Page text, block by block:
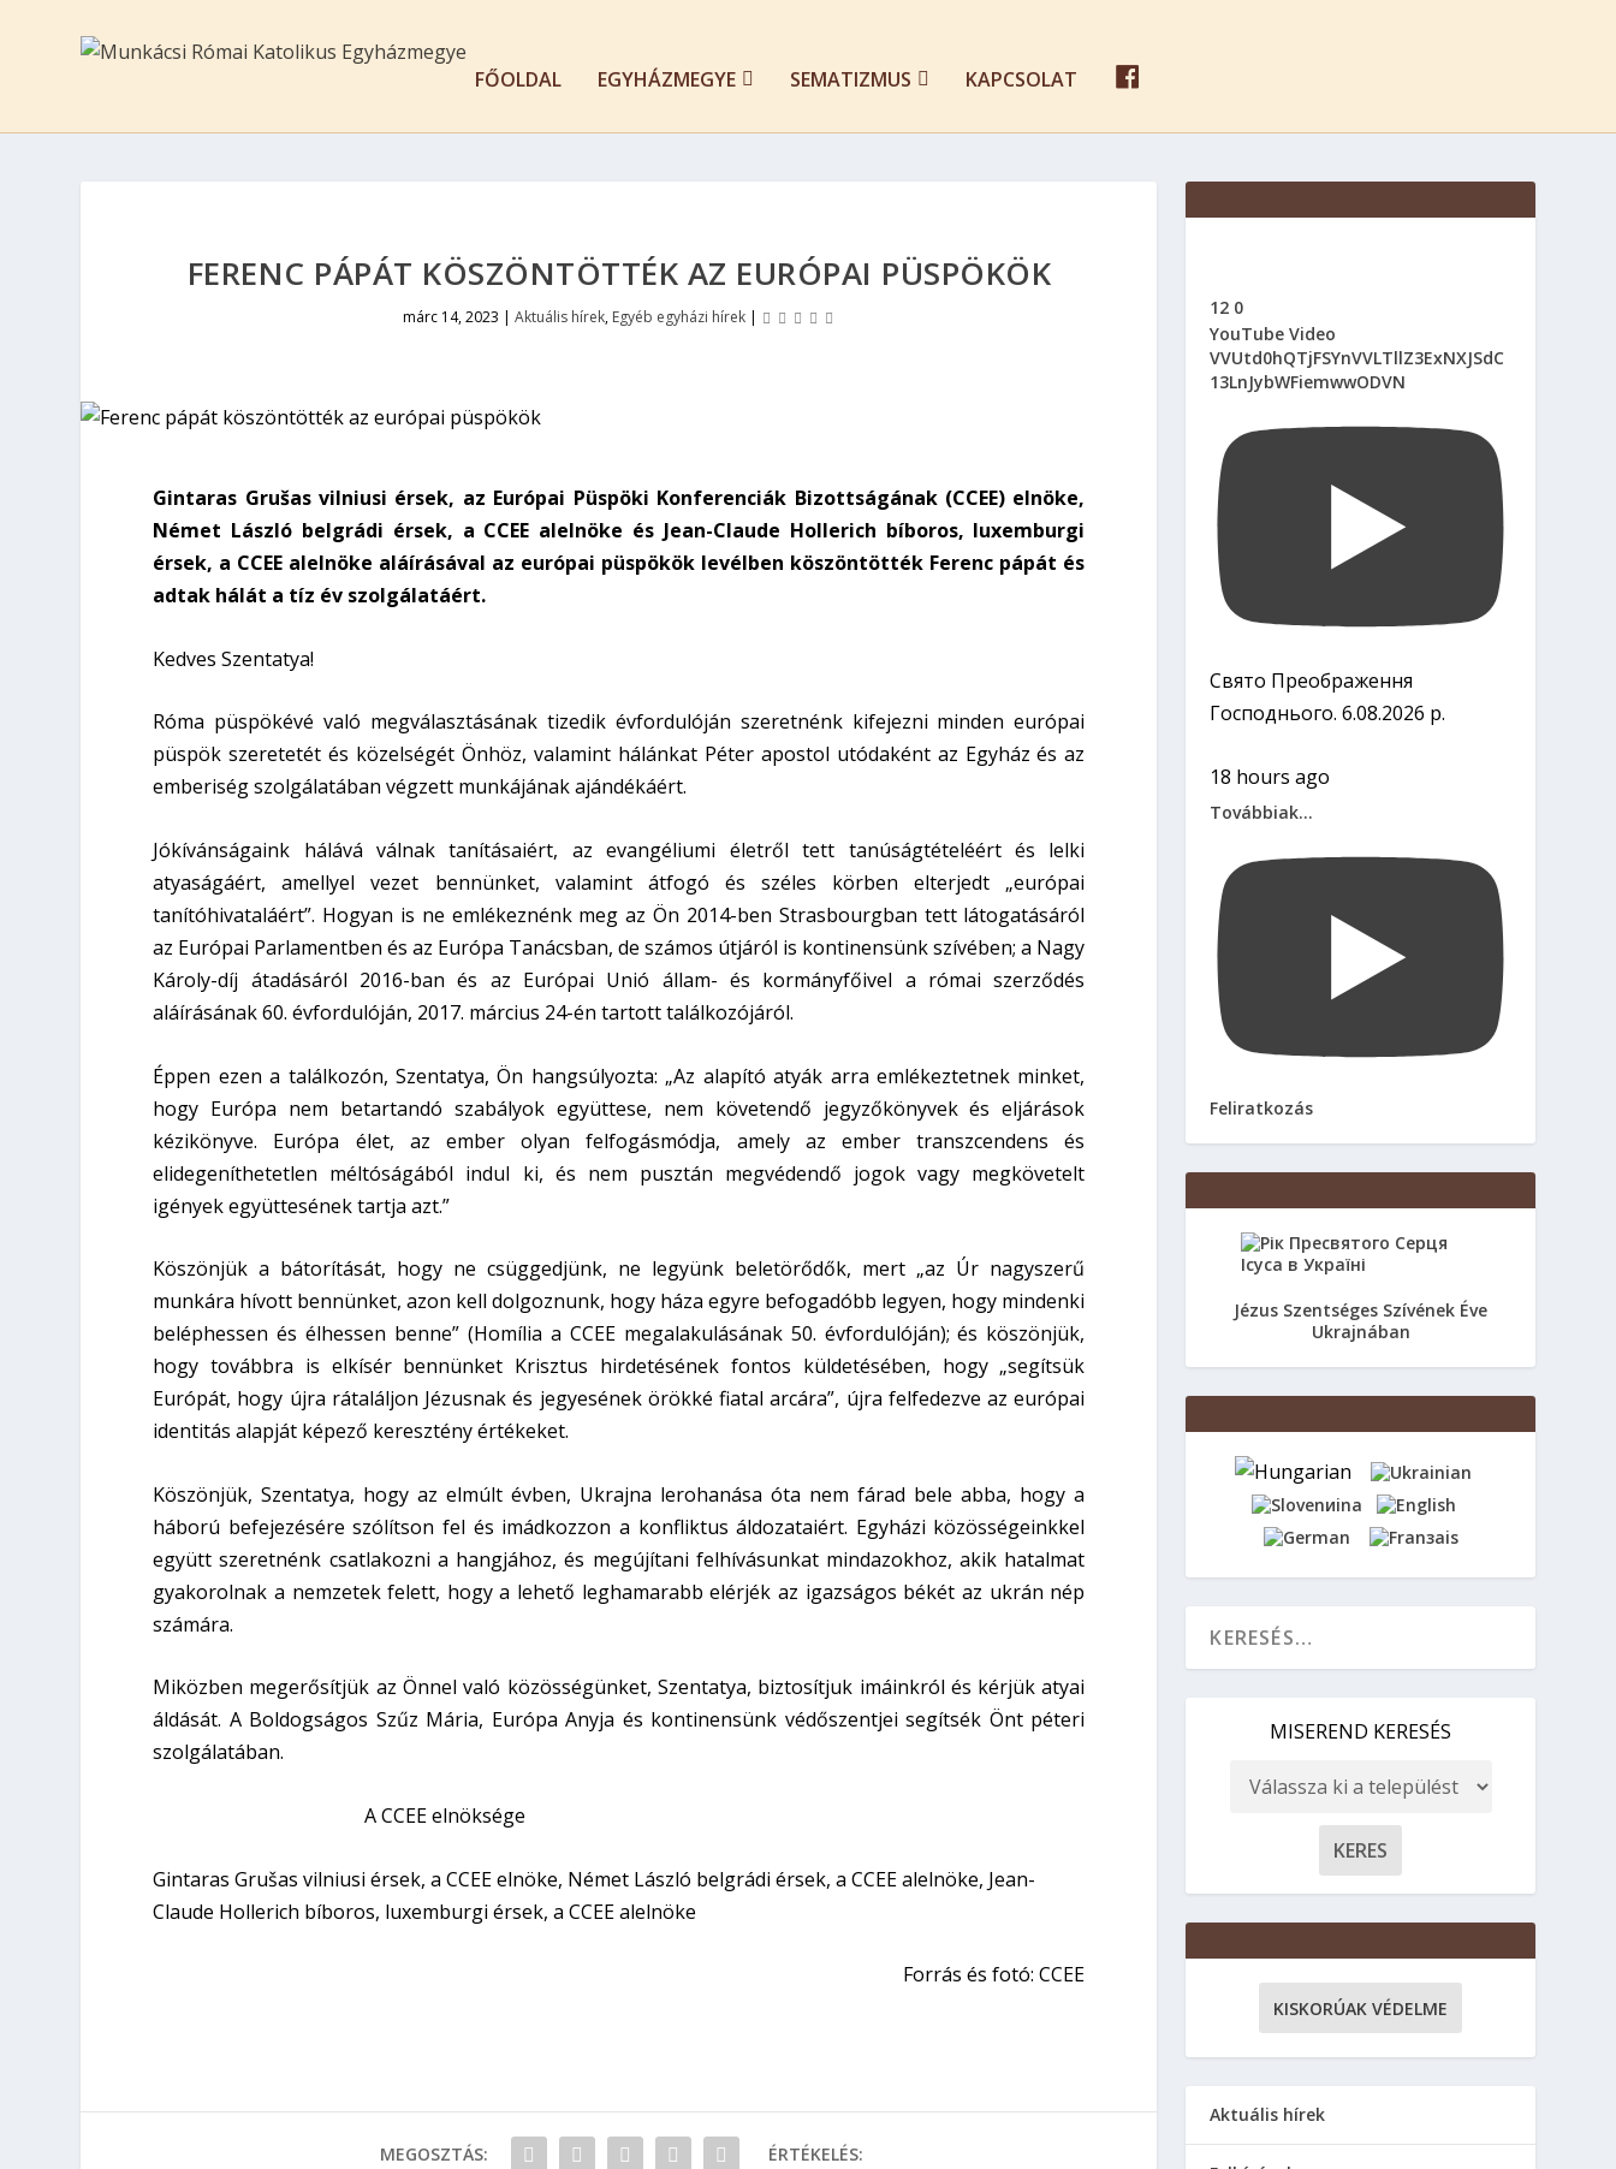
FŐOLDAL EGYHÁZMEGYE SEMATIZMUS KAPCSOLAT
E
FERENC PÁPÁT KÖSZÖNTÖTTÉK AZ EURÓPAI PÜSPÖKÖK
márc 14, 2023 | Aktuális hírek, Egyéb egyházi hírek|
Gintaras Grušas vilniusi érsek, az Európai Püspöki Konferenciák Bizottságának (CCEE) elnöke,
Német László belgrádi érsek, a CCEE alelnöke és Jean-Claude Hollerich bíboros, luxemburgi
érsek, a CCEE alelnöke aláírásával az európai püspökök levélben köszöntötték Ferenc pápát és
adtak hálát a tíz év szolgálatáért.
Kedves Szentatya!
Róma püspökévé való megválasztásának tizedik évfordulóján szeretnénk kifejezni minden európai
püspök szeretetét és közelségét Önhöz, valamint hálánkat Péter apostol utódaként az Egyház és az
emberiség szolgálatában végzett munkájának ajándékáért.
Jókívánságaink hálává válnak tanításaiért, az evangéliumi életről tett tanúságtételéért és lelki
atyaságáért, amellyel vezet bennünket, valamint átfogó és széles körben elterjedt „európai
tanítóhivataláért”. Hogyan is ne emlékeznénk meg az Ön 2014-ben Strasbourgban tett látogatásáról
az Európai Parlamentben és az Európa Tanácsban, de számos útjáról is kontinensünk szívében; a Nagy
Károly-díj átadásáról 2016-ban és az Európai Unió állam- és kormányfőivel a római szerződés
aláírásának 60. évfordulóján, 2017. március 24-én tartott találkozójáról.
Éppen ezen a találkozón, Szentatya, Ön hangsúlyozta: „Az alapító atyák arra emlékeztetnek minket,
hogy Európa nem betartandó szabályok együttese, nem követendő jegyzőkönyvek és eljárások
kézikönyve. Európa élet, az ember olyan felfogásmódja, amely az ember transzcendens és
elidegeníthetetlen méltóságából indul ki, és nem pusztán megvédendő jogok vagy megkövetelt
igények együttesének tartja azt.”
Köszönjük a bátorítását, hogy ne csüggedjünk, ne legyünk beletörődők, mert „az Úr nagyszerű
munkára hívott bennünket, azon kell dolgoznunk, hogy háza egyre befogadóbb legyen, hogy mindenki
beléphessen és élhessen benne” (Homília a CCEE megalakulásának 50. évfordulóján); és köszönjük,
hogy továbbra is elkísér bennünket Krisztus hirdetésének fontos küldetésében, hogy „segítsük
Európát, hogy újra rátaláljon Jézusnak és jegyesének örökké fiatal arcára”, újra felfedezve az európai
identitás alapját képező keresztény értékeket.
Köszönjük, Szentatya, hogy az elmúlt évben, Ukrajna lerohanása óta nem fárad bele abba, hogy a
háború befejezésére szólítson fel és imádkozzon a konfliktus áldozataiért. Egyházi közösségeinkkel
együtt szeretnénk csatlakozni a hangjához, és megújítani felhívásunkat mindazokhoz, akik hatalmat
gyakorolnak a nemzetek felett, hogy a lehető leghamarabb elérjék az igazságos békét az ukrán nép
számára.
Miközben megerősítjük az Önnel való közösségünket, Szentatya, biztosítjuk imáinkról és kérjük atyai
áldását. A Boldogságos Szűz Mária, Európa Anyja és kontinensünk védőszentjei segítsék Önt péteri
szolgálatában.
A CCEE elnöksége
Gintaras Grušas vilniusi érsek, a CCEE elnöke, Német László belgrádi érsek, a CCEE alelnöke, Jean-
Claude Hollerich bíboros, luxemburgi érsek, a CCEE alelnöke
Forrás és fotó: CCEE
MEGOSZTÁS: ÉRTÉKELÉS:
12 0
YouTube Video
VVUtd0hQTjFSYnVVLTllZ3ExNXJSdC
13LnJybWFiemwwODVN
Свято Преображення
Господнього. 6.08.2026 р.
18 hours ago
Továbbiak...
Feliratkozás
Jézus Szentséges Szívének Éve
Ukrajnában
MISEREND KERESÉS
KISKORÚAK VÉDELME
Aktuális hírek